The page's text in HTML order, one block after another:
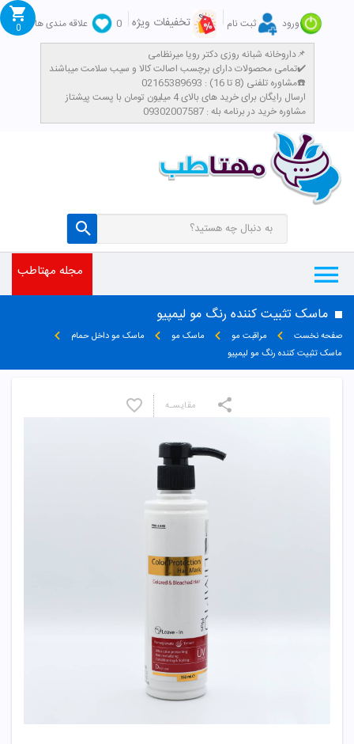
ورود ثبت نام تخفیفات ویژه 0
علاقه مندی ها
داروخانه شبانه روزی دکتر رویا میرنظامی📌
تمامی محصولات دارای برچسب اصالت کالا و سیب سلامت میباشند✔️
مشاوره تلفنی (8 تا 16) : 02165389693☎️
​ارسال رایگان برای خرید های بالای 4 میلیون تومان با پست پیشتاز
مشاوره خرید در برنامه بله : 09302007587
0
مجله مهتاطب
ماسک تثبیت کننده رنگ مو لیمپیو
صفحه نخست مراقبت مو ماسک مو
ماسک مو داخل حمام
ماسک تثبیت کننده رنگ مو لیمپیو
مقایسـه